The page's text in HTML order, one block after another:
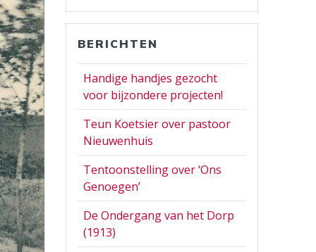
BERICHTEN
Handige handjes gezocht
voor bijzondere projecten!
Teun Koetsier over pastoor
Nieuwenhuis
Tentoonstelling over ‘Ons
Genoegen’
De Ondergang van het Dorp
(1913)